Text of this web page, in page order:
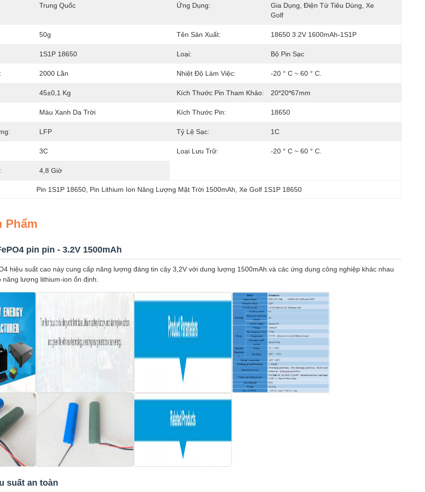
Trung Quốc Ứng Dụng:
Gia Dụng, Điện Tử Tiêu Dùng, Xe
Golf
50g Tên Sản Xuất: 18650 3.2V 1600mAh-1S1P
1S1P 18650 Loại: Bộ Pin Sạc
2000 Lần Nhiệt Độ Làm Việc: -20 ° C ~ 60 ° C.
45±0,1 Kg Kích Thước Pin Tham Khảo: 20*20*67mm
Màu Xanh Da Trời Kích Thước Pin: 18650
LFP Tỷ Lệ Sạc: 1C
3C Loại Lưu Trữ: -20 ° C ~ 60 ° C.
4,8 Giờ
Pin 1S1P 18650 Pin Lithium Ion Năng Lượng Mặt Trời 1500mAh , Xe Golf 1S1P 18650
Phẩm
pin pin - 3.2V 1500mAh
hiệu suất cao này cung cấp năng lượng đáng tin cậy 3,2V với dung lượng 1500mAh.và các ứng dụng công nghiệp khác nhau
lượng lithium-ion ổn định.
suất an toàn